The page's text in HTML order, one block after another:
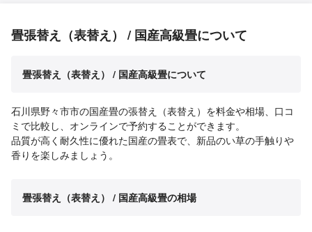
畳張替え（表替え） / 国産高級畳について
畳張替え（表替え） / 国産高級畳について
石川県野々市市の国産畳の張替え（表替え）を料金や相場、口コ
ミで比較し、オンラインで予約することができます。
品質が高く耐久性に優れた国産の畳表で、新品のい草の手触りや
香りを楽しみましょう。
畳張替え（表替え） / 国産高級畳の相場